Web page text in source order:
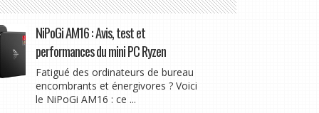
NiPoGi AM16 : Avis, test et
performances du mini PC Ryzen
Fatigué des ordinateurs de bureau
encombrants et énergivores ? Voici
le NiPoGi AM16 : ce ...